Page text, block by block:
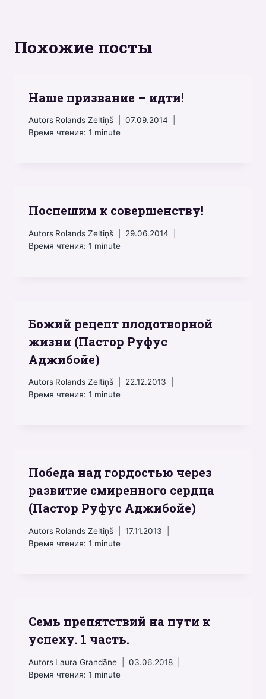
Похожие посты
Наше призвание – идти!
Autors Rolands Zeltiņš
07.09.2014
Время чтения: 1 minute
Поспешим к совершенству!
Autors Rolands Zeltiņš
29.06.2014
Время чтения: 1 minute
Божий рецепт плодотворной
жизни (Пастор Руфус
Аджибойе)
Autors Rolands Zeltiņš
22.12.2013
Время чтения: 1 minute
Победа над гордостью через
развитие смиренного сердца
(Пастор Руфус Аджибойе)
Autors Rolands Zeltiņš
17.11.2013
Время чтения: 1 minute
Семь препятствий на пути к
успеху. 1 часть.
Autors Laura Grandāne
03.06.2018
Время чтения: 1 minute